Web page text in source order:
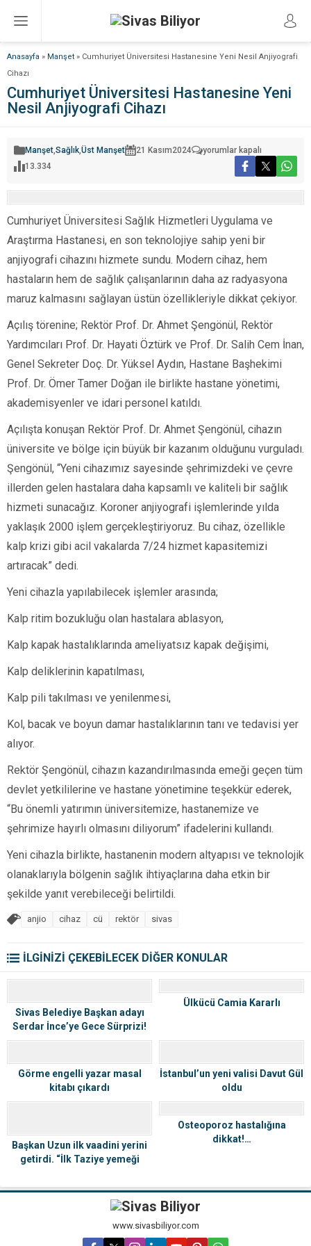
Anasayfa » Manşet » Cumhuriyet Üniversitesi Hastanesine Yeni Nesil Anjiyografi
Cihazı
Cumhuriyet Üniversitesi Hastanesine Yeni
Nesil Anjiyografi Cihazı
Manşet,Sağlık,Üst Manşet 21 Kasım2024
Cumhuriyet
Üniversitesi
Hastanesine
Nesil
için
yorumlar kapalı
13.334
Cumhuriyet Üniversitesi Sağlık Hizmetleri Uygulama ve
Araştırma Hastanesi, en son teknolojiye sahip yeni bir
anjiyografi cihazını hizmete sundu. Modern cihaz, hem
hastaların hem de sağlık çalışanlarının daha az radyasyona
maruz kalmasını sağlayan üstün özellikleriyle dikkat çekiyor.
Açılış törenine; Rektör Prof. Dr. Ahmet Şengönül, Rektör
Yardımcıları Prof. Dr. Hayati Öztürk ve Prof. Dr. Salih Cem İnan,
Genel Sekreter Doç. Dr. Yüksel Aydın, Hastane Başhekimi
Prof. Dr. Ömer Tamer Doğan ile birlikte hastane yönetimi,
akademisyenler ve idari personel katıldı.
Açılışta konuşan Rektör Prof. Dr. Ahmet Şengönül, cihazın
üniversite ve bölge için büyük bir kazanım olduğunu vurguladı.
Şengönül, “Yeni cihazımız sayesinde şehrimizdeki ve çevre
illerden gelen hastalara daha kapsamlı ve kaliteli bir sağlık
hizmeti sunacağız. Koroner anjiyografi işlemlerinde yılda
yaklaşık 2000 işlem gerçekleştiriyoruz. Bu cihaz, özellikle
kalp krizi gibi acil vakalarda 7/24 hizmet kapasitemizi
artıracak” dedi.
Yeni cihazla yapılabilecek işlemler arasında;
Kalp ritim bozukluğu olan hastalara ablasyon,
Kalp kapak hastalıklarında ameliyatsız kapak değişimi,
Kalp deliklerinin kapatılması,
Kalp pili takılması ve yenilenmesi,
Kol, bacak ve boyun damar hastalıklarının tanı ve tedavisi yer
alıyor.
Rektör Şengönül, cihazın kazandırılmasında emeği geçen tüm
devlet yetkililerine ve hastane yönetimine teşekkür ederek,
“Bu önemli yatırımın üniversitemize, hastanemize ve
şehrimize hayırlı olmasını diliyorum” ifadelerini kullandı.
Yeni cihazla birlikte, hastanenin modern altyapısı ve teknolojik
olanaklarıyla bölgenin sağlık ihtiyaçlarına daha etkin bir
şekilde yanıt verebileceği belirtildi.
anjio cihaz cü rektör sivas
İLGİNİZİ ÇEKEBİLECEK DİĞER KONULAR
Sivas Belediye Başkan adayı
Serdar İnce’ye Gece Sürprizi!
Ülkücü Camia Kararlı
Görme engelli yazar masal
kitabı çıkardı
İstanbul’un yeni valisi Davut Gül
oldu
Başkan Uzun ilk vaadini yerini
getirdi. “İlk Taziye yemeği
Osteoporoz hastalığına
dikkat!…
www.sivasbiliyor.com